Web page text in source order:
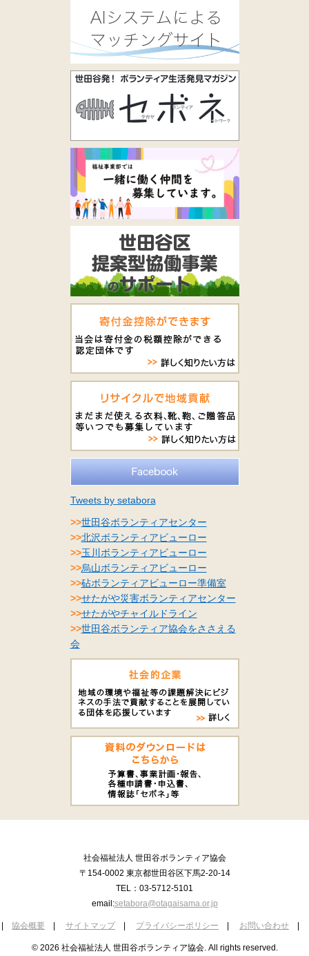
Tweets by setabora
>>世田谷ボランティアセンター
>>北沢ボランティアビューロー
>>玉川ボランティアビューロー
>>烏山ボランティアビューロー
>>砧ボランティアビューロー準備室
>>せたがや災害ボランティアセンター
>>せたがやチャイルドライン
>>世田谷ボランティア協会をささえる
会
社会福祉法人 世田谷ボランティア協会
〒154-0002 東京都世田谷区下馬2-20-14
TEL：03-5712-5101
email:setabora@otagaisama.or.jp
| 協会概要 | サイトマップ | プライバシーポリシー | お問い合わせ |
© 2026 社会福祉法人 世田谷ボランティア協会. All rights reserved.